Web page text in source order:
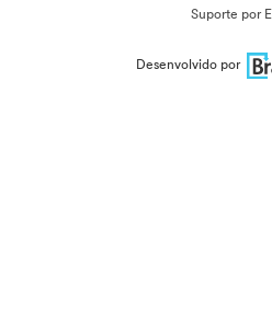
Suporte por
Desenvolvido por